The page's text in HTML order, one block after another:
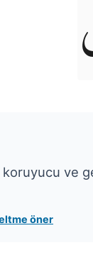
ve
öner